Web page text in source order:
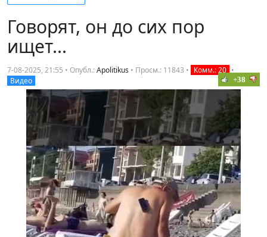
Говорят, он до сих пор
ищет...
7-08-2025, 21:55 • Опубл.:Apolitikus • Просм.: 11843 • Комм.: 20 •
Видео
+38